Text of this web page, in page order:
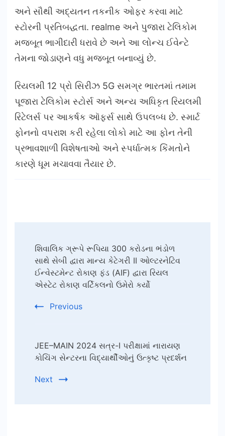
અને સૌથી અદ્યતન તકનીક ઓફર કરવા માટે
સ્ટોરની પ્રતિબદ્ધતા. realme અને પુજારા ટેલિકોમ
મજબૂત ભાગીદારી ધરાવે છે અને આ લોન્ચ ઈવેન્ટે
તેમના જોડાણને વધુ મજબૂત બનાવ્યું છે.
રિયલમી 12 પ્રો સિરીઝ 5G સમગ્ર ભારતમાં તમામ
પૂજારા ટેલિકોમ સ્ટોર્સ અને અન્ય અધિકૃત રિયલમી
રિટેલર્સ પર આકર્ષક ઑફર્સ સાથે ઉપલબ્ધ છે. સ્માર્ટ
ફોનનો વપરાશ કરી રહેલા લોકો માટે આ ફોન તેની
પ્રભાવશાળી વિશેષતાઓ અને સ્પર્ધાત્મક કિંમતોને
કારણે ધૂમ મચાવવા તૈયાર છે.
Navigation
શિવાલિક ગ્રૂપે રૂપિયા 300 કરોડના ભંડોળ
સાથે સેબી દ્વારા માન્ય કેટેગરી II ઓલ્ટરનેટિવ
ઈન્વેસ્ટમેન્ટ રોકાણ ફંડ (AIF) દ્વારા રિયલ
એસ્ટેટ રોકાણ વર્ટિકલનો ઉમેરો કર્યો
Previous
JEE–MAIN 2024 સત્ર-I પરીક્ષામાં નારાયણ
કોચિંગ સેન્ટરના વિદ્યાર્થીઓનું ઉત્કૃષ્ટ પ્રદર્શન
Next